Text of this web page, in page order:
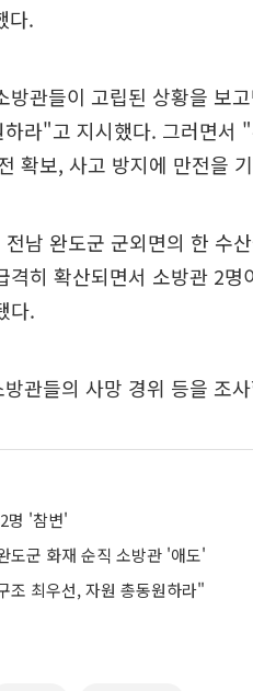
다.
관들이 고립된 상황을 보
라"고 지시했다. 그러면서
확보, 사고 방지에 만전을
남 완도군 군외면의 한 수
히 확산되면서 소방관 2
다.
관들의 사망 경위 등을 조
명 '참변'
도군 화재 순직 소방관 '애도'
조 최우선, 자원 총동원하라"